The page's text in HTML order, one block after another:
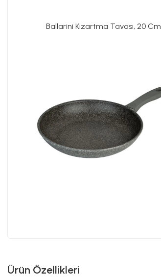
Ballarini Kızartma Tavası, 20 Cm
Ürün Özellikleri